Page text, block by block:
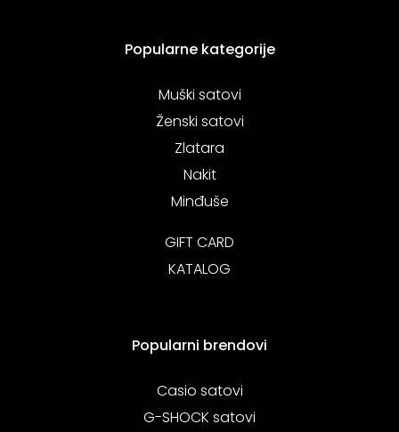
Popularne kategorije
Muški satovi
Ženski satovi
Zlatara
Nakit
Minđuše
GIFT CARD
KATALOG
Popularni brendovi
Casio satovi
G-SHOCK satovi